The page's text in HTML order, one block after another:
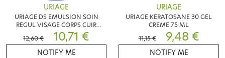
URIAGE
URIAGE DS EMULSION SOIN
REGUL VISAGE CORPS CUIR
CHEVELU 40ML
12,60 € 10,71 €
NOTIFY ME
URIAGE
URIAGE KERATOSANE 30 GEL
CREME 75 ML
11,15 €
9,48 €
NOTIFY ME